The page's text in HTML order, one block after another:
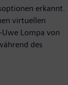
erkannt.
virtuellen
Lompa von
des